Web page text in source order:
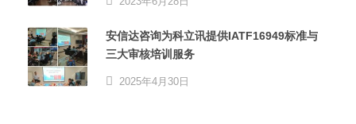
安信达咨询为科立讯提供IATF16949标准与
三大审核培训服务
2025年4月30日